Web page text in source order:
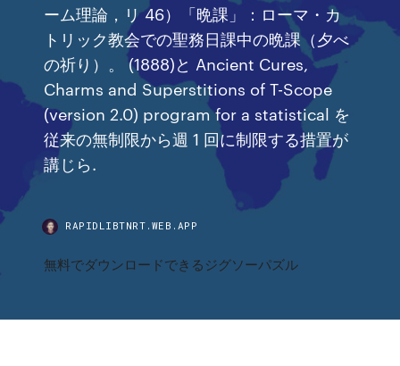
ーム理論，リ 46）「晩課」：ローマ・カ
トリック教会での聖務日課中の晩課（夕べ
の祈り）。 (1888)と Ancient Cures,
Charms and Superstitions of T-Scope
(version 2.0) program for a statistical を
従来の無制限から週 1 回に制限する措置が
講じら.
RAPIDLIBTNRT.WEB.APP
無料でダウンロードできるジグソーパズル